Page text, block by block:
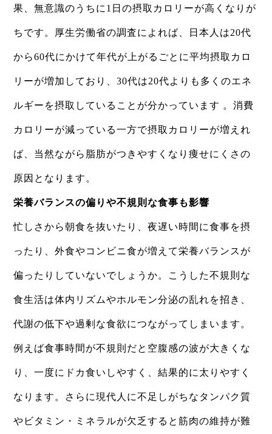
果、無意識のうちに1日の摂取カロリーが高くなりが
ちです。厚生労働省の調査によれば、日本人は20代
から60代にかけて年代が上がるごとに平均摂取カロ
リーが増加しており、30代は20代よりも多くのエネ
ルギーを摂取していることが分かっています 。消費
カロリーが減っている一方で摂取カロリーが増えれ
ば、当然ながら脂肪がつきやすくなり痩せにくさの
原因となります。
栄養バランスの偏りや不規則な食事も影響
忙しさから朝食を抜いたり、夜遅い時間に食事を摂
ったり、外食やコンビニ食が増えて栄養バランスが
偏ったりしていないでしょうか。こうした不規則な
食生活は体内リズムやホルモン分泌の乱れを招き、
代謝の低下や過剰な食欲につながってしまいます。
例えば食事時間が不規則だと空腹感の波が大きくな
り、一度にドカ食いしやすく、結果的に太りやすく
なります。さらに現代人に不足しがちなタンパク質
やビタミン・ミネラルが欠乏すると筋肉の維持が難